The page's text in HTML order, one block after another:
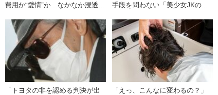
費用か“愛情”か…なかなか浸透し
手段を問わない「美少女JKのヤ
「トヨタの非を認める判決が出
「えっ、こんなに変わるの？」